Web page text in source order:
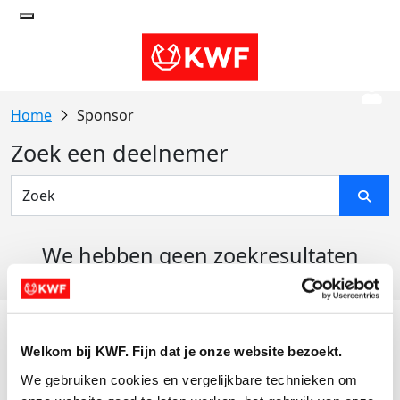
Welkom bij KWF. Fijn dat je onze website bezoekt.
We gebruiken cookies en vergelijkbare technieken om
Sponsor
Zoek een deelnemer
We hebben geen zoekresultaten
Actiematerialen
Evenementen